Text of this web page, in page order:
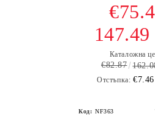
147.49
Каталожна
€82.87
Отстъпка:
Код: NF363